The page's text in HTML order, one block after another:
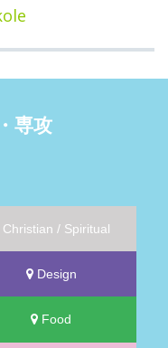
専攻
Christian / Spiritual
Design
Food